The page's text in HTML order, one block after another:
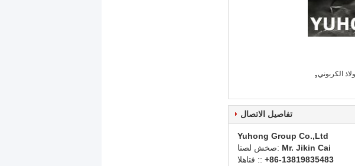
,
تفاصيل الاتصال
Yuhong Group Co.,Ltd
اتصل شخص: Mr. Jikin Cai
الهاتف :: +86-13819835483